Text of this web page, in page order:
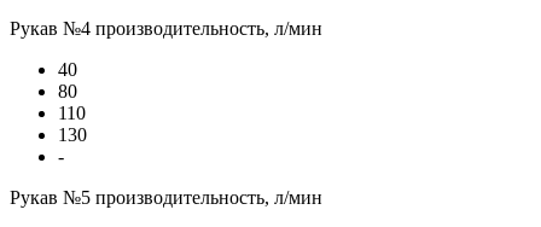
Рукав №4 производительность, л/мин
40
80
110
130
-
Рукав №5 производительность, л/мин